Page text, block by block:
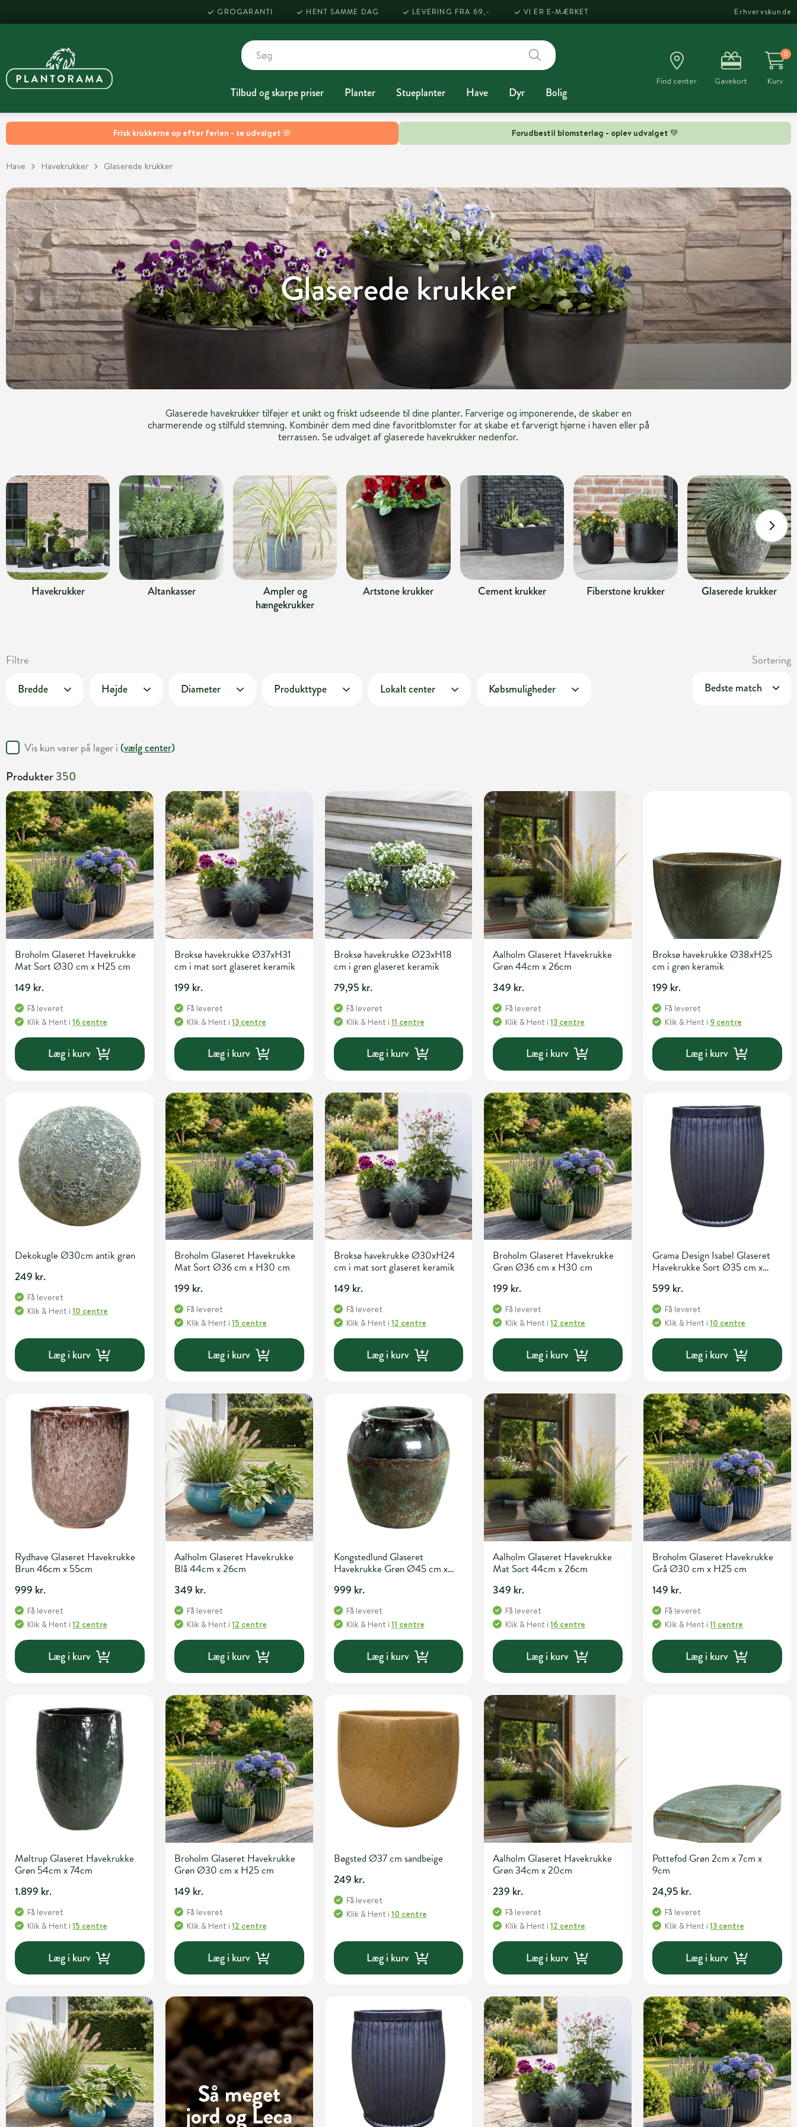
Frisk krukkerne op efter ferien - se udvalget 🌸 Forudbestil blomsterløg - oplev udvalget 💚
GROGARANTI HENT SAMME DAG LEVERING FRA 69,- VI ER E-MÆRKET Erhvervskunde
Tilbud og skarpe priser Planter Stueplanter Have Dyr Bolig
Find center Gavekort
0
Kurv
Have Havekrukker Glaserede krukker
Glaserede krukker
Glaserede havekrukker tilføjer et unikt og friskt udseende til dine planter. Farverige og imponerende, de skaber en
charmerende og stilfuld stemning. Kombinér dem med dine favoritblomster for at skabe et farverigt hjørne i haven eller på
terrassen. Se udvalget af glaserede havekrukker nedenfor.
Havekrukker Altankasser
Ampler og
hængekrukker
Artstone krukker Cement krukker Fiberstone krukker Glaserede krukker
Filtre Sortering
Bredde Højde Diameter Produkttype Lokalt center Købsmuligheder
Vis kun varer på lager i (vælg center)
Produkter350
Broholm Glaseret Havekrukke
Mat Sort Ø30 cm x H25 cm
149 kr.
Få leveret
Klik & Hent i 16 centre
Læg i kurv
Broksø havekrukke Ø37xH31
cm i mat sort glaseret keramik
199 kr.
Få leveret
Klik & Hent i 13 centre
Læg i kurv
Broksø havekrukke Ø23xH18
cm i grøn glaseret keramik
79,95 kr.
Få leveret
Klik & Hent i 11 centre
Læg i kurv
Aalholm Glaseret Havekrukke
Grøn 44cm x 26cm
349 kr.
Få leveret
Klik & Hent i13 centre
Læg i kurv
Broksø havekrukke Ø38xH25
cm i grøn keramik
199 kr.
Få leveret
Klik & Hent i 9 centre
Læg i kurv
Dekokugle Ø30cm antik grøn
249 kr.
Få leveret
Klik & Hent i 10 centre
Læg i kurv
Broholm Glaseret Havekrukke
Mat Sort Ø36 cm x H30 cm
199 kr.
Få leveret
Klik & Hent i 15 centre
Læg i kurv
Broksø havekrukke Ø30xH24
cm i mat sort glaseret keramik
149 kr.
Få leveret
Klik & Hent i 12 centre
Læg i kurv
Broholm Glaseret Havekrukke
Grøn Ø36 cm x H30 cm
199 kr.
Få leveret
Klik & Hent i12 centre
Læg i kurv
Grama Design Isabel Glaseret
Havekrukke Sort Ø35 cm x
599 kr.
Få leveret
Klik & Hent i10 centre
Læg i kurv
Rydhave Glaseret Havekrukke
Brun 46cm x 55cm
999 kr.
Få leveret
Klik & Hent i 12 centre
Læg i kurv
Aalholm Glaseret Havekrukke
Blå 44cm x 26cm
349 kr.
Få leveret
Klik & Hent i 12 centre
Læg i kurv
Kongstedlund Glaseret
Havekrukke Grøn Ø45 cm x
999 kr.
Få leveret
Klik & Hent i 11 centre
Læg i kurv
Aalholm Glaseret Havekrukke
Mat Sort 44cm x 26cm
349 kr.
Få leveret
Klik & Hent i16 centre
Læg i kurv
Broholm Glaseret Havekrukke
Grå Ø30 cm x H25 cm
149 kr.
Få leveret
Klik & Hent i11 centre
Læg i kurv
Møltrup Glaseret Havekrukke
Grøn 54cm x 74cm
1.899 kr.
Få leveret
Klik & Hent i 15 centre
Læg i kurv
Broholm Glaseret Havekrukke
Grøn Ø30 cm x H25 cm
149 kr.
Få leveret
Klik & Hent i 12 centre
Læg i kurv
Bøgsted Ø37 cm sandbeige
249 kr.
Få leveret
Klik & Hent i 10 centre
Læg i kurv
Aalholm Glaseret Havekrukke
Grøn 34cm x 20cm
239 kr.
Få leveret
Klik & Hent i12 centre
Læg i kurv
Pottefod Grøn 2cm x 7cm x
9cm
24,95 kr.
Få leveret
Klik & Hent i13 centre
Læg i kurv